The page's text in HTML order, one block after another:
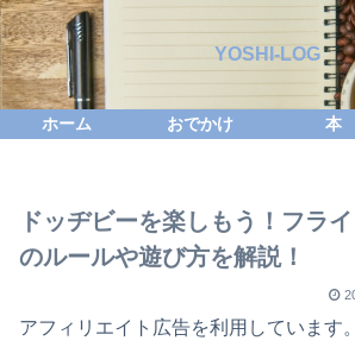
YOSHI-LOG
ホーム おでかけ 本
ドッヂビーを楽しもう！フラ
のルールや遊び方を解説！
アフィリエイト広告を利用しています。